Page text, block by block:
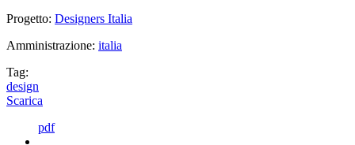
Progetto: Designers Italia
Amministrazione: italia
Tag:
design
Scarica
pdf